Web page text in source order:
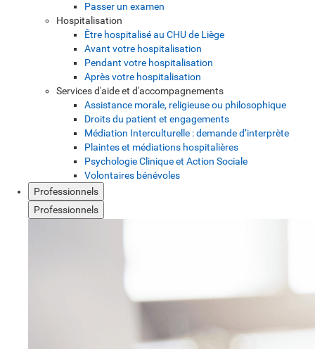
Passer un examen
Hospitalisation
Être hospitalisé au CHU de Liège
Avant votre hospitalisation
Pendant votre hospitalisation
Après votre hospitalisation
Services d'aide et d'accompagnements
Assistance morale, religieuse ou philosophique
Droits du patient et engagements
Médiation Interculturelle : demande d’interprète
Plaintes et médiations hospitalières
Psychologie Clinique et Action Sociale
Volontaires bénévoles
Professionnels
Professionnels